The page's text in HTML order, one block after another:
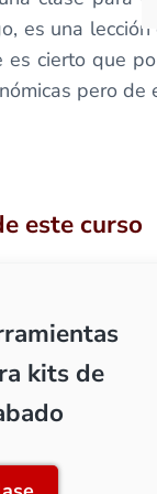
es una
es cierto que
pero de
este curso
kits de